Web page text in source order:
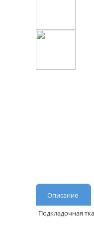
Описание
Подкладочная